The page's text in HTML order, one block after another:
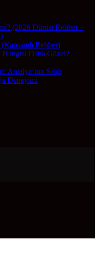
(2026 Dürüst Rehber +
Rehber)
Hangisi Daha Güzel?
Antalya’nın Saklı
Deneyimi